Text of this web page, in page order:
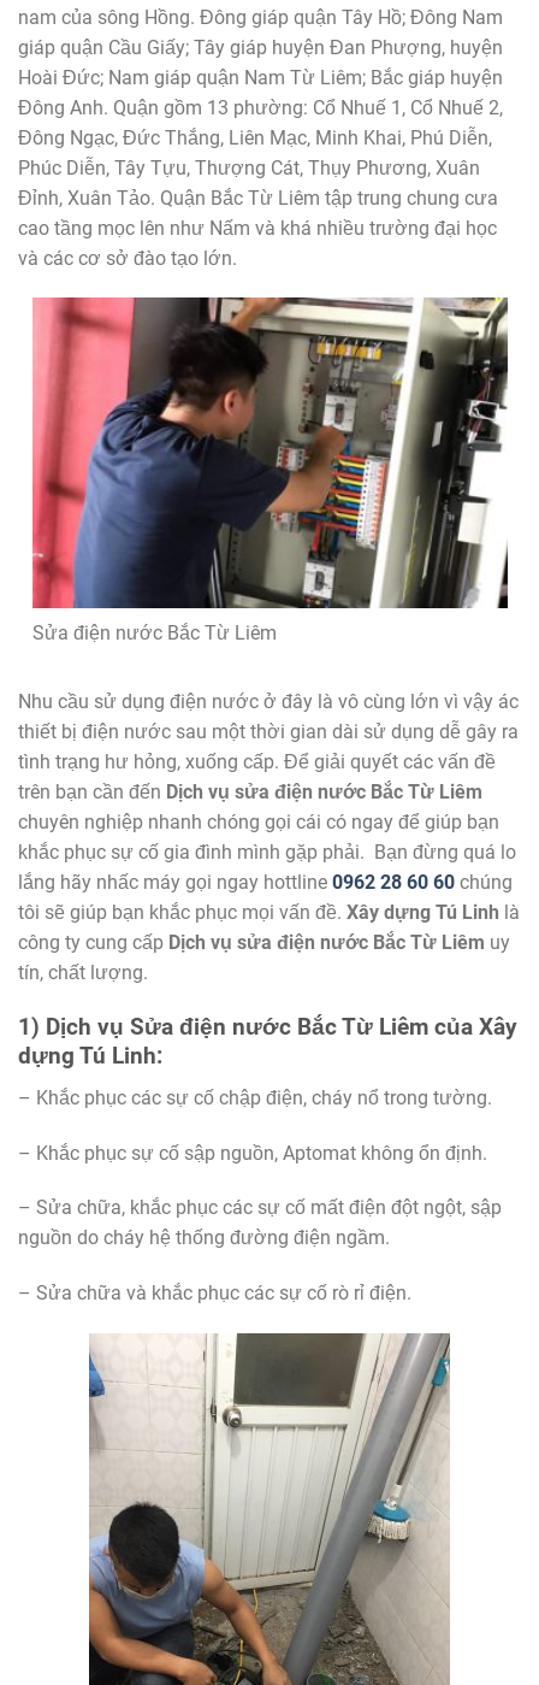
nam của sông Hồng. Đông giáp quận Tây Hồ; Đông Nam
giáp quận Cầu Giấy; Tây giáp huyện Đan Phượng, huyện
Hoài Đức; Nam giáp quận Nam Từ Liêm; Bắc giáp huyện
Đông Anh. Quận gồm 13 phường: Cổ Nhuế 1, Cổ Nhuế 2,
Đông Ngạc, Đức Thắng, Liên Mạc, Minh Khai, Phú Diễn,
Phúc Diễn, Tây Tựu, Thượng Cát, Thụy Phương, Xuân
Đỉnh, Xuân Tảo. Quận Bắc Từ Liêm tập trung chung cưa
cao tầng mọc lên như Nấm và khá nhiều trường đại học
và các cơ sở đào tạo lớn.
Sửa điện nước Bắc Từ Liêm
Nhu cầu sử dụng điện nước ở đây là vô cùng lớn vì vậy ác
thiết bị điện nước sau một thời gian dài sử dụng dễ gây ra
tình trạng hư hỏng, xuống cấp. Để giải quyết các vấn đề
trên bạn cần đến Dịch vụ sửa điện nước Bắc Từ Liêm
chuyên nghiệp nhanh chóng gọi cái có ngay để giúp bạn
khắc phục sự cố gia đình mình gặp phải. Bạn đừng quá lo
lắng hãy nhấc máy gọi ngay hottline 0962 28 60 60 chúng
tôi sẽ giúp bạn khắc phục mọi vấn đề. Xây dựng Tú Linh là
công ty cung cấp Dịch vụ sửa điện nước Bắc Từ Liêm uy
tín, chất lượng.
1) Dịch vụ Sửa điện nước Bắc Từ Liêm của Xây
dựng Tú Linh:
– Khắc phục các sự cố chập điện, cháy nổ trong tường.
– Khắc phục sự cố sập nguồn, Aptomat không ổn định.
– Sửa chữa, khắc phục các sự cố mất điện đột ngột, sập
nguồn do cháy hệ thống đường điện ngầm.
– Sửa chữa và khắc phục các sự cố rò rỉ điện.